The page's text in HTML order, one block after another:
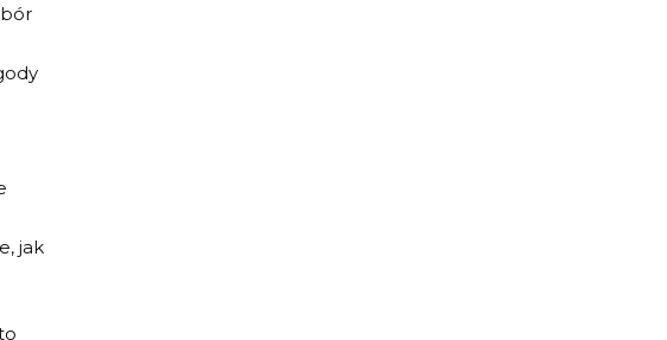
jak‌